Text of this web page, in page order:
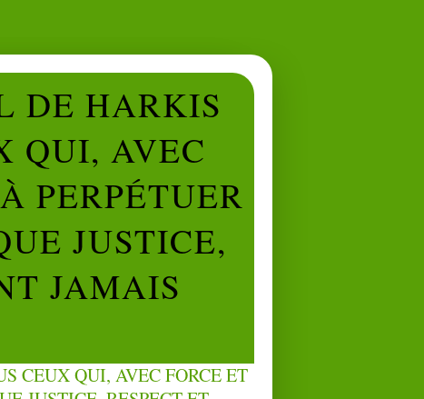
DE HARKIS
QUI, AVEC
PERPÉTUER
JUSTICE,
JAMAIS